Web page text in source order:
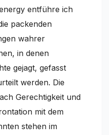
entführe ich
packenden
wahrer
in denen
gejagt, gefasst
werden. Die
Gerechtigkeit und
mit dem
stehen im